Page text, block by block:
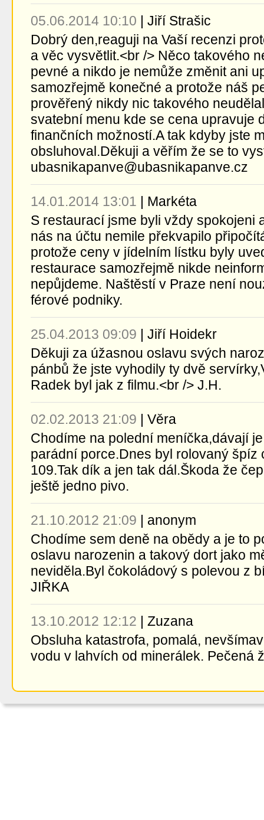
05.06.2014 10:10 | Jiří Strašic
Dobrý den,reaguji na Vaší recenzi
a věc vysvětlit.<br /> Něco takového
pevné a nikdo je nemůže změnit ani
samozřejmě konečné a protože náš
prověřený nikdy nic takového
svatební menu kde se cena upravuje
finančních možností.A tak kdyby jste
obsluhoval.Děkuji a věřím že se to
ubasnikapanve@ubasnikapanve.cz
14.01.2014 13:01 | Markéta
S restaurací jsme byli vždy spokojeni
nás na účtu nemile překvapilo
protože ceny v jídelním lístku byly
restaurace samozřejmě nikde
nepůjdeme. Naštěstí v Praze není
férové podniky.
25.04.2013 09:09 | Jiří Hoidekr
Děkuji za úžasnou oslavu svých
pánbů že jste vyhodily ty dvě
Radek byl jak z filmu.<br /> J.H.
02.02.2013 21:09 | Věra
Chodíme na polední meníčka,dávají
parádní porce.Dnes byl rolovaný špíz
109.Tak dík a jen tak dál.Škoda že
ještě jedno pivo.
21.10.2012 21:09 | anonym
Chodíme sem deně na obědy a je to
oslavu narozenin a takový dort jako
neviděla.Byl čokoládový s polevou z
JIŘKA
13.10.2012 12:12 | Zuzana
Obsluha katastrofa, pomalá,
vodu v lahvích od minerálek. Pečená